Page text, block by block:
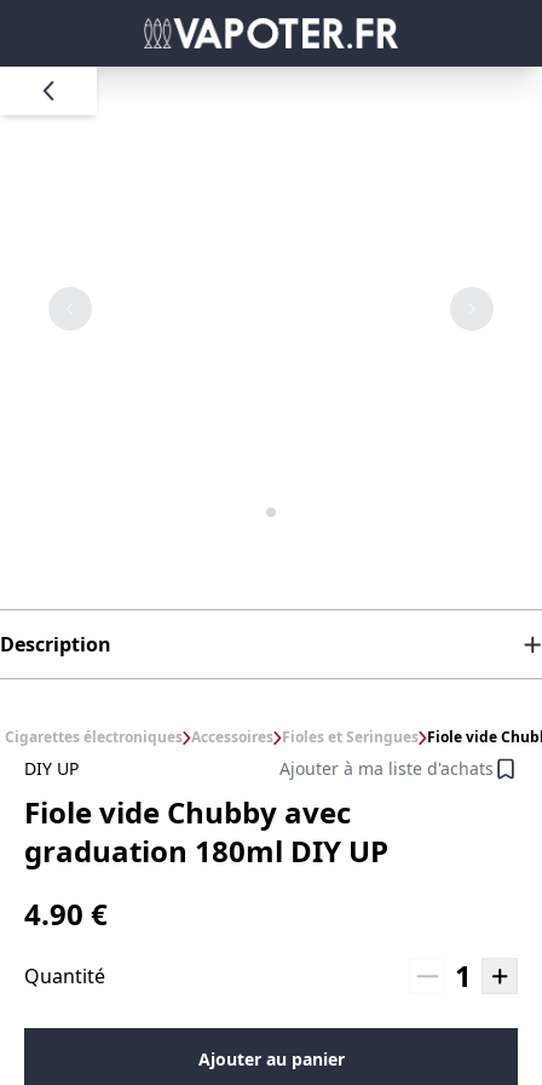
Description
Cigarettes électroniques Accessoires Fioles et Seringues Fiole vide
DIY UP Ajouter à ma liste d'achats
Fiole vide Chubby avec
graduation 180ml DIY UP
4.90 €
Quantité 1
Ajouter au panier